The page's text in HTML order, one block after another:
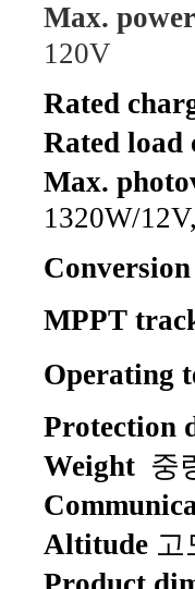
Max.
120V
Rated
Rated load
Max.
1320W/
MPPT
Operating
Protection
Weight 중
Altitude 고